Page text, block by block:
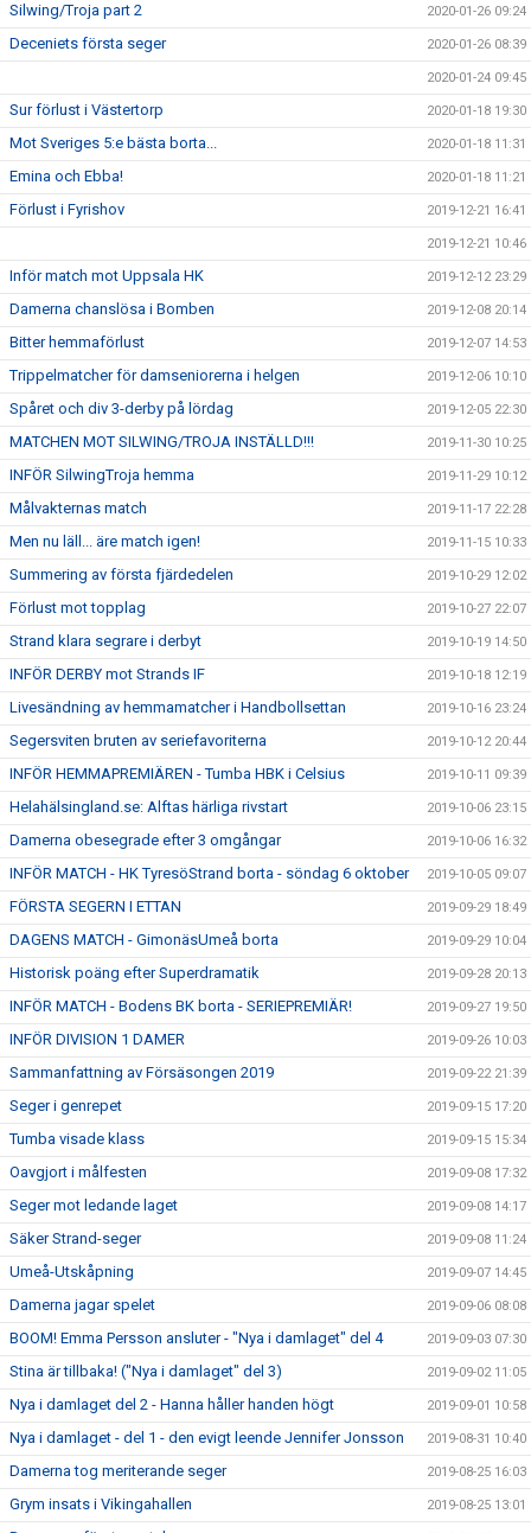
Silwing/Troja part 2 2020-01-26 09:24
Deceniets första seger 2020-01-26 08:39
2020-01-24 09:45
Sur förlust i Västertorp 2020-01-18 19:30
Mot Sveriges 5:e bästa borta... 2020-01-18 11:31
Emina och Ebba! 2020-01-18 11:21
Förlust i Fyrishov 2019-12-21 16:41
2019-12-21 10:46
Inför match mot Uppsala HK 2019-12-12 23:29
Damerna chanslösa i Bomben 2019-12-08 20:14
Bitter hemmaförlust 2019-12-07 14:53
Trippelmatcher för damseniorerna i helgen 2019-12-06 10:10
Spåret och div 3-derby på lördag 2019-12-05 22:30
MATCHEN MOT SILWING/TROJA INSTÄLLD!!! 2019-11-30 10:25
INFÖR SilwingTroja hemma 2019-11-29 10:12
Målvakternas match 2019-11-17 22:28
Men nu läll... äre match igen! 2019-11-15 10:33
Summering av första fjärdedelen 2019-10-29 12:02
Förlust mot topplag 2019-10-27 22:07
Strand klara segrare i derbyt 2019-10-19 14:50
INFÖR DERBY mot Strands IF 2019-10-18 12:19
Livesändning av hemmamatcher i Handbollsettan 2019-10-16 23:24
Segersviten bruten av seriefavoriterna 2019-10-12 20:44
INFÖR HEMMAPREMIÄREN - Tumba HBK i Celsius 2019-10-11 09:39
Helahälsingland.se: Alftas härliga rivstart 2019-10-06 23:15
Damerna obesegrade efter 3 omgångar 2019-10-06 16:32
INFÖR MATCH - HK TyresöStrand borta - söndag 6 oktober 2019-10-05 09:07
FÖRSTA SEGERN I ETTAN 2019-09-29 18:49
DAGENS MATCH - GimonäsUmeå borta 2019-09-29 10:04
Historisk poäng efter Superdramatik 2019-09-28 20:13
INFÖR MATCH - Bodens BK borta - SERIEPREMIÄR! 2019-09-27 19:50
INFÖR DIVISION 1 DAMER 2019-09-26 10:03
Sammanfattning av Försäsongen 2019 2019-09-22 21:39
Seger i genrepet 2019-09-15 17:20
Tumba visade klass 2019-09-15 15:34
Oavgjort i målfesten 2019-09-08 17:32
Seger mot ledande laget 2019-09-08 14:17
Säker Strand-seger 2019-09-08 11:24
Umeå-Utskåpning 2019-09-07 14:45
Damerna jagar spelet 2019-09-06 08:08
BOOM! Emma Persson ansluter - "Nya i damlaget" del 4 2019-09-03 07:30
Stina är tillbaka! ("Nya i damlaget" del 3) 2019-09-02 11:05
Nya i damlaget del 2 - Hanna håller handen högt 2019-09-01 10:58
Nya i damlaget - del 1 - den evigt leende Jennifer Jonsson 2019-08-31 10:40
Damerna tog meriterande seger 2019-08-25 16:03
Grym insats i Vikingahallen 2019-08-25 13:01